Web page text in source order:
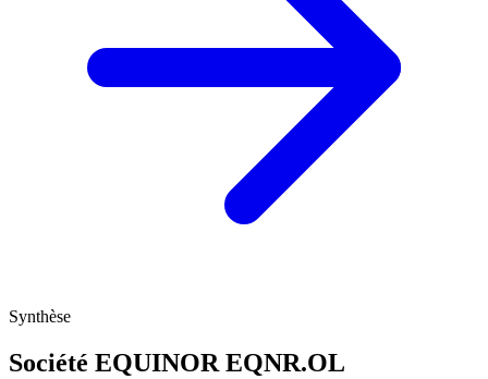
Synthèse
Société EQUINOR EQNR.OL